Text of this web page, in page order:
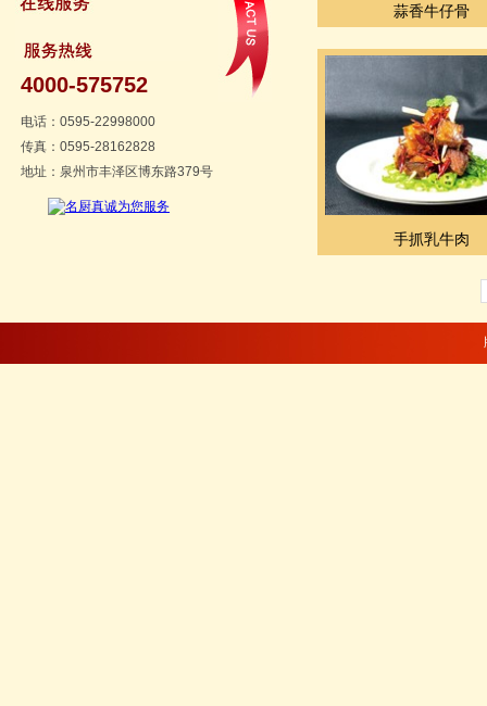
4000-575752
电话：0595-22998000
传真：0595-28162828
地址：泉州市丰泽区博东路379号
蒜香牛仔骨
手抓乳牛肉